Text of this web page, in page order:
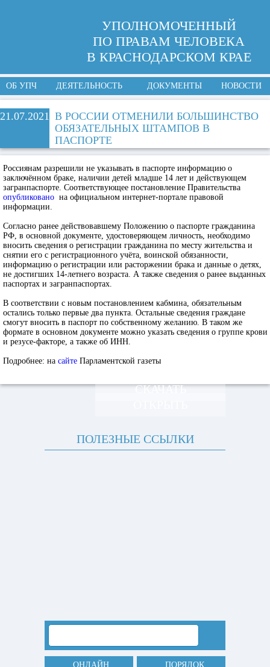
УПОЛНОМОЧЕННЫЙ
ПО ПРАВАМ ЧЕЛОВЕКА
В КРАСНОДАРСКОМ КРАЕ
ОБ УПЧ ДЕЯТЕЛЬНОСТЬ ДОКУМЕНТЫ НОВОСТИ
21.07.2021 В РОССИИ ОТМЕНИЛИ БОЛЬШИНСТВО
ОБЯЗАТЕЛЬНЫХ ШТАМПОВ В
ПАСПОРТЕ
Россиянам разрешили не указывать в паспорте информацию о
заключённом браке, наличии детей младше 14 лет и действующем
загранпаспорте. Соответствующее постановление Правительства
опубликовано на официальном интернет-портале правовой
информации.
Согласно ранее действовавшему Положению о паспорте гражданина
РФ, в основной документе, удостоверяющем личность, необходимо
вносить сведения о регистрации гражданина по месту жительства и
снятии его с регистрационного учёта, воинской обязанности,
информацию о регистрации или расторжении брака и данные о детях,
не достигших 14-летнего возраста. А также сведения о ранее выданных
паспортах и загранпаспортах.
В соответствии с новым постановлением кабмина, обязательным
остались только первые два пункта. Остальные сведения граждане
смогут вносить в паспорт по собственному желанию. В таком же
формате в основном документе можно указать сведения о группе крови
и резусе-факторе, а также об ИНН.
Подробнее: на сайте Парламентской газеты
СКАЧАТЬ
ПОЛЕЗНЫЕ ССЫЛКИ
ОНЛАЙН
ПОРЯДОК